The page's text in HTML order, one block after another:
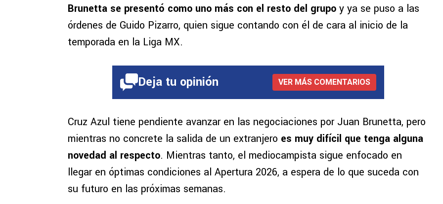
Brunetta se presentó como uno más con el resto del grupo y ya se puso a las
órdenes de Guido Pizarro, quien sigue contando con él de cara al inicio de la
temporada en la Liga MX.
Deja tu opinión VER MÁS COMENTARIOS
Cruz Azul tiene pendiente avanzar en las negociaciones por Juan Brunetta, pero
mientras no concrete la salida de un extranjero es muy difícil que tenga alguna
novedad al respecto. Mientras tanto, el mediocampista sigue enfocado en
llegar en óptimas condiciones al Apertura 2026, a espera de lo que suceda con
su futuro en las próximas semanas.